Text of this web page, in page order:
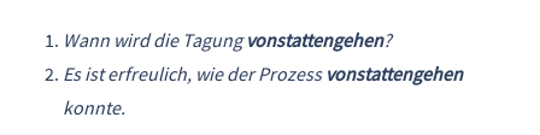
Wann wird die Tagungvonstattengehen?
Es ist erfreulich, wie der Prozess vonstattengehen
konnte.